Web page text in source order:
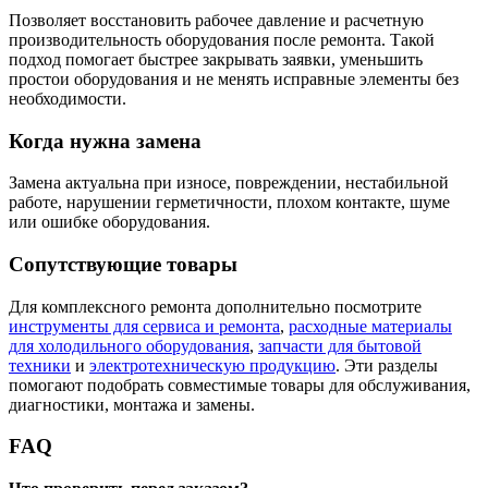
Позволяет восстановить рабочее давление и расчетную
производительность оборудования после ремонта. Такой
подход помогает быстрее закрывать заявки, уменьшить
простои оборудования и не менять исправные элементы без
необходимости.
Когда нужна замена
Замена актуальна при износе, повреждении, нестабильной
работе, нарушении герметичности, плохом контакте, шуме
или ошибке оборудования.
Сопутствующие товары
Для комплексного ремонта дополнительно посмотрите
инструменты для сервиса и ремонта, расходные материалы
для холодильного оборудования, запчасти для бытовой
техники и электротехническую продукцию. Эти разделы
помогают подобрать совместимые товары для обслуживания,
диагностики, монтажа и замены.
FAQ